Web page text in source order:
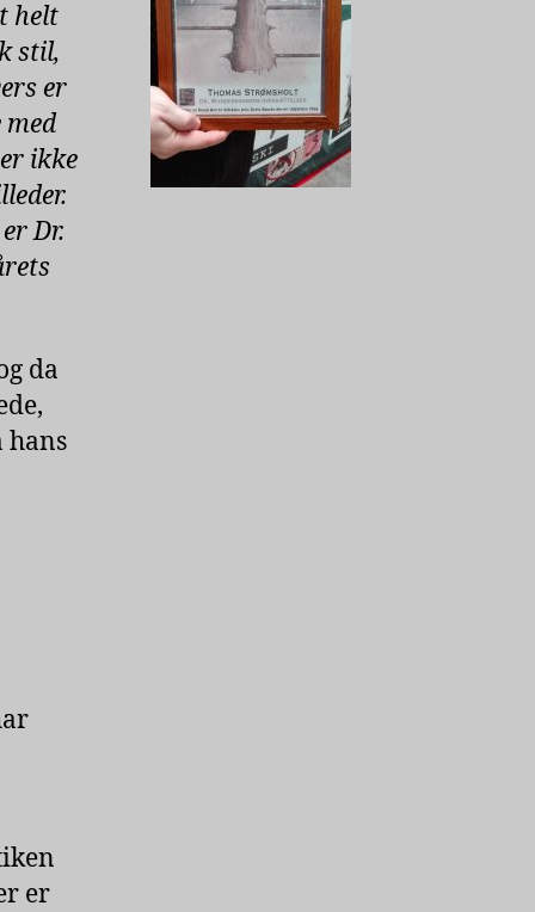
helt
stil,
er
ikke
Dr.
da
hans
er